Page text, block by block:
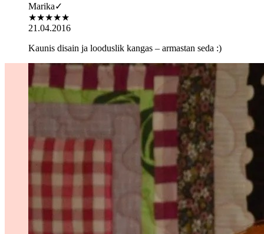
Marika✓
★★★★★
21.04.2016
Kaunis disain ja looduslik kangas – armastan seda :)